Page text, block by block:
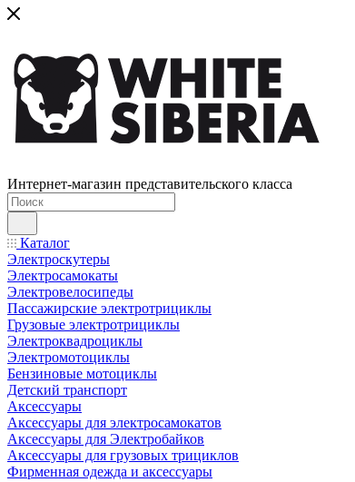
Интернет-магазин представительского класса
Каталог
Электроскутеры
Электросамокаты
Электровелосипеды
Пассажирские электротрициклы
Грузовые электротрициклы
Электроквадроциклы
Электромотоциклы
Бензиновые мотоциклы
Детский транспорт
Аксессуары
Аксессуары для электросамокатов
Аксессуары для Электробайков
Аксессуары для грузовых трициклов
Фирменная одежда и аксессуары